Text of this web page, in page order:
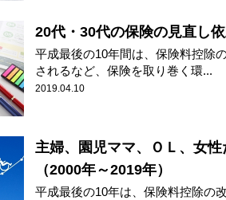
20代・30代の保険の見直し
平成最後の10年間は、保険料控除
されるなど、保険を取り巻く環...
2019.04.10
主婦、園児ママ、ＯＬ、女
（2000年～2019年）
平成最後の10年は、保険料控除の